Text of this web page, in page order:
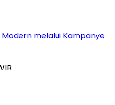
Modern melalui Kampanye